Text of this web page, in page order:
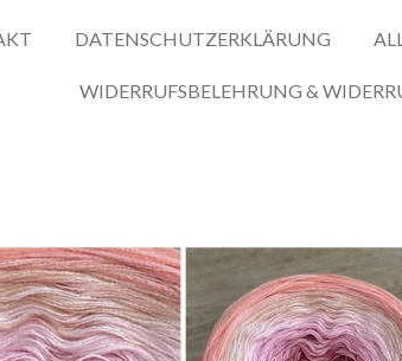
DATENSCHUTZERKLÄRUNG
WIDERRUFSBELEHRUNG &